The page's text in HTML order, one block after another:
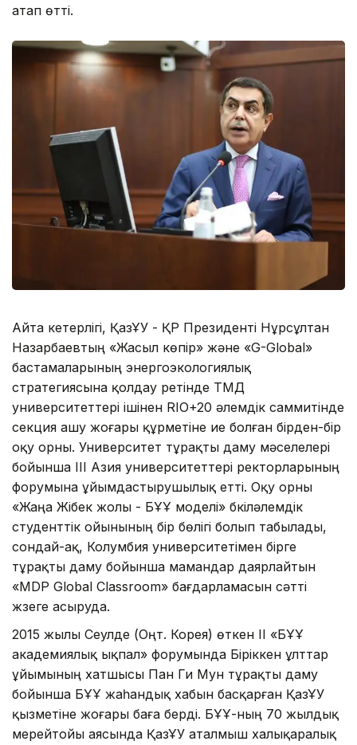
атап өтті.
Айта кетерлігі, ҚазҰУ - ҚР Президенті Нұрсұлтан
Назар­баевтың «Жасыл көпір» және «G-Global»
бастамаларының энергоэкология­лық
стратегиясына қолдау ретінде ТМД
университеттері ішінен RIO+20 әлемдік саммитінде
секция ашу жоғары құрметіне ие болған бірден-бір
оқу орны. Университет тұрақты даму мәселелері
бойынша ІІІ Азия университеттері ректорларының
форумына ұйымдастырушылық етті. Оқу орны
«Жаңа Жібек жолы - БҰҰ моделі» бүкіләлемдік
студенттік ойынының бір бөлігі болып табылады,
сондай-ақ, Колумбия уни­верситетімен бірге
тұрақты даму бойынша мамандар даярлайтын
«MDP Global Classroom» бағдарламасын сәтті
жүзеге асыруда.
2015 жылы Сеулде (Оңт. Корея) өткен ІІ «БҰҰ
академиялық ықпал» форумында Біріккен ұлттар
ұйымының хатшысы Пан Ги Мун тұрақты даму
бойынша БҰҰ жаһандық хабын басқарған ҚазҰУ
қызметіне жоғары баға берді. БҰҰ-ның 70 жылдық
мерейтойы аясында ҚазҰУ аталмыш халықаралық